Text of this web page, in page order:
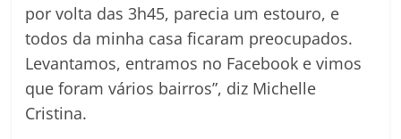
por volta das 3h45, parecia um estouro, e
todos da minha casa ficaram preocupados.
Levantamos, entramos no Facebook e vimos
que foram vários bairros”, diz Michelle
Cristina.